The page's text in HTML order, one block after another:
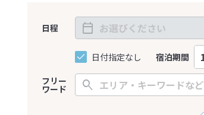
日程
日付指定なし 宿泊期間
フリー
ワード